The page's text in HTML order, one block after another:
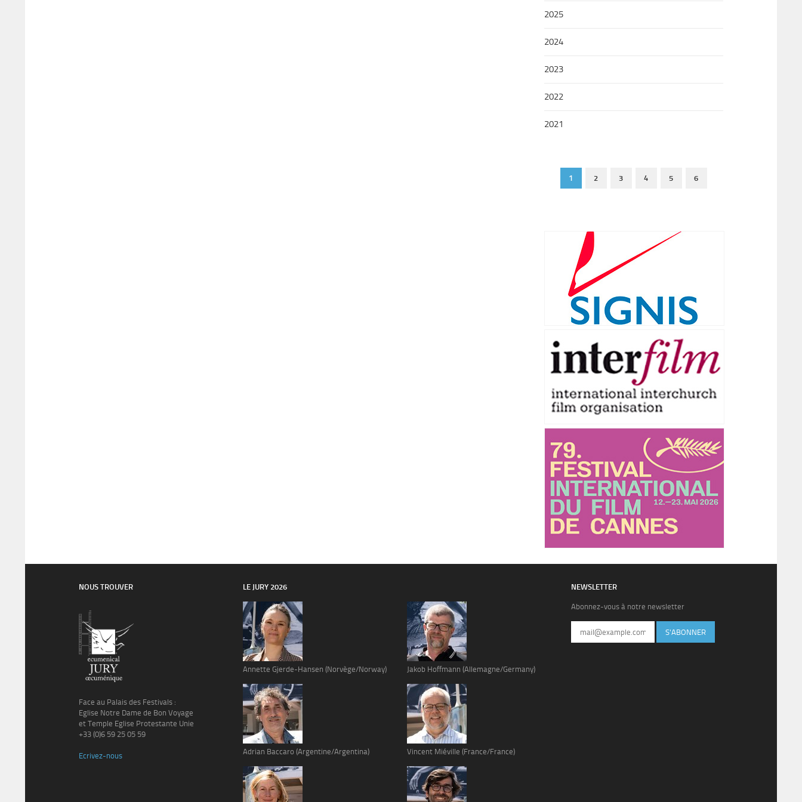
2025
2024
2023
2022
2021
1 2 3 4 5 6
NOUS TROUVER
Face au Palais des Festivals :
Eglise Notre Dame de Bon Voyage
et Temple Eglise Protestante Unie
+33 (0)6 59 25 05 59
Ecrivez-nous
LE JURY 2026
Annette Gjerde-Hansen (Norvège/Norway)
Adrian Baccaro (Argentine/Argentina)
Jakob Hoffmann (Allemagne/Germany)
Vincent Miéville (France/France)
NEWSLETTER
Abonnez-vous à notre newsletter
S'ABONNER